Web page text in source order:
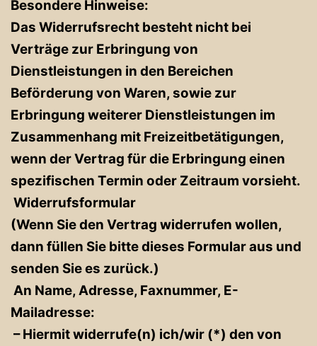
Besondere Hinweise:
Das Widerrufsrecht besteht nicht bei
Verträge zur Erbringung von
Dienstleistungen in den Bereichen
Beförderung von Waren, sowie zur
Erbringung weiterer Dienstleistungen im
Zusammenhang mit Freizeitbetätigungen,
wenn der Vertrag für die Erbringung einen
spezifischen Termin oder Zeitraum vorsieht.
Widerrufsformular
(Wenn Sie den Vertrag widerrufen wollen,
dann füllen Sie bitte dieses Formular aus und
senden Sie es zurück.)
An Name, Adresse, Faxnummer, E-
Mailadresse:
– Hiermit widerrufe(n) ich/wir (*) den von